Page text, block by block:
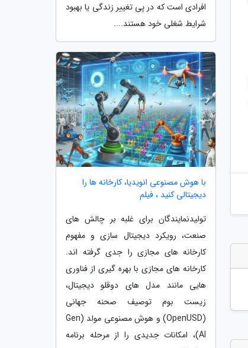
افرادی است که در پی تغییر زندگی یا بهبود
شرایط شغلی خود هستند....
با هوش مصنوعی انویدیا، کارخانه ها را
دیجیتالی کنید ، فیلم
تولیدنمایندگان برای غلبه بر چالش های
صنعت، رویکرد دیجیتال سازی و مفهوم
کارخانه های مجازی را جدی گرفته اند.
کارخانه های مجازی با بهره گیری از فناوری
هایی مانند مدل های دوقلو دیجیتال،
زیست بوم توصیف صحنه جهانی
(OpenUSD) و هوش مصنوعی مولد (Gen
AI)، امکانات جدیدی را از مرحله برنامه